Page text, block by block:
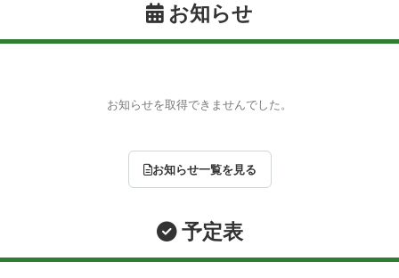
お知らせ
お知らせを取得できませんでした。
お知らせ一覧を見る
予定表